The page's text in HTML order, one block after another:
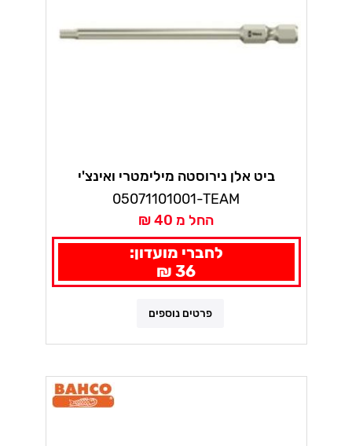
ביט אלן נירוסטה מילימטרי ואינצ'י
3840/4 וורה
05071101001-TEAM
החל מ 40 ₪
לחברי מועדון:
36 ₪
פרטים נוספים